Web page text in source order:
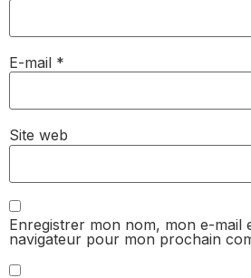
E-mail *
Site web
Enregistrer mon nom, mon e-mail
navigateur pour mon prochain